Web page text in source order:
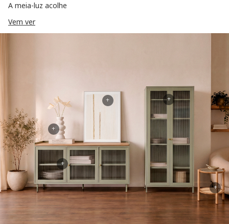
A meia-luz acolhe
Vem ver
+
+
+
+
+